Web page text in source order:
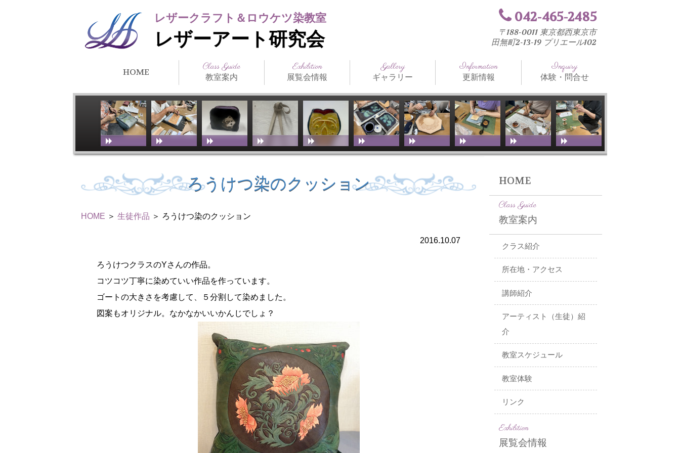
レザークラフト＆ロウケツ染教室
レザーアート研究会
042-465-2485
〒188-0011 東京都西東京市
田無町2-13-19 プリエール102
HOME Class Guide
教室案内
クラス紹介
所在地・アクセス
講師紹介
アーティスト（生
徒）紹介
教室スケジュール
教室体験
リンク
Exhibition
展覧会情報
まつだみちこ個展
教室展覧会
その他展覧会
日本の公募展
ILCE（International
Leather Craft
Exhibition）
日本革工芸展
海外の公募展
IFoLG
World Leather
Debut(Sheridan)
Gallery
ギャラリー
講師作品
生徒作品
作品別一覧
技法別一覧
販売品
メディア掲載
Information
更新情報
お知らせ
技法と工具
教室ブログ
Inquiry
体験・問合せ
ろうけつ染のクッション
HOME ＞生徒作品 ＞ ろうけつ染のクッション
2016.10.07
ろうけつクラスのYさんの作品。
コツコツ丁寧に染めていい作品を作っています。
ゴートの大きさを考慮して、５分割して染めました。
図案もオリジナル。なかなかいいかんじでしょ？
HOME
Class Guide
教室案内
クラス紹介
所在地・アクセス
講師紹介
アーティスト（生徒）紹
介
教室スケジュール
教室体験
リンク
Exhibition
展覧会情報